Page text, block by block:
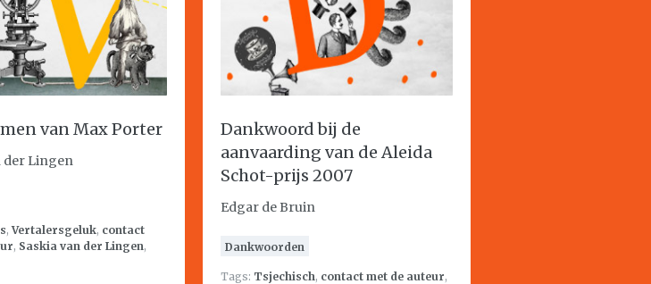
van Max Porter
der Lingen
,Vertalersgeluk, contact
, Saskia van der Lingen,
Dankwoord bij de
aanvaarding van de Aleida
Schot-prijs 2007
Edgar de Bruin
Dankwoorden
Tags: Tsjechisch, contact met de auteur,